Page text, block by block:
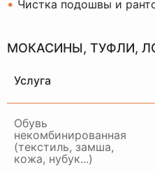
• Чистка подошвы и
МОКАСИНЫ, ТУФЛИ,
Услуга
Обувь
некомбинированная
(текстиль, замша,
кожа, нубук...)